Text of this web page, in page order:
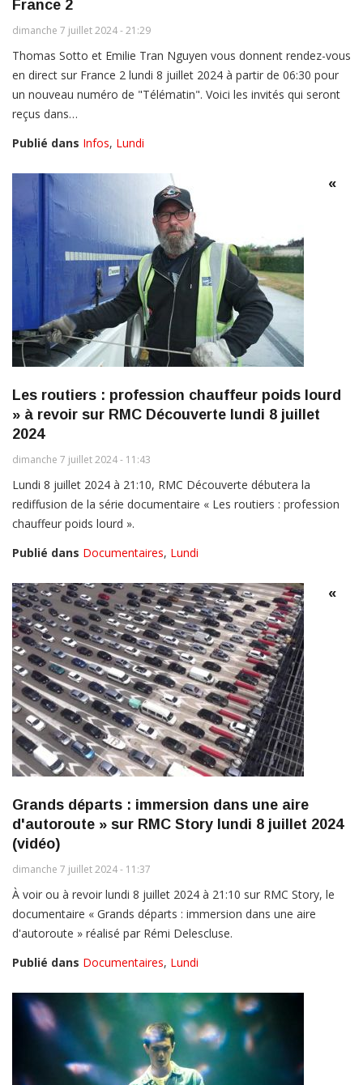
France 2
dimanche 7 juillet 2024 - 21:29
Thomas Sotto et Emilie Tran Nguyen vous donnent rendez-vous
en direct sur France 2 lundi 8 juillet 2024 à partir de 06:30 pour
un nouveau numéro de "Télématin". Voici les invités qui seront
reçus dans…
Publié dans Infos, Lundi
«
Les routiers : profession chauffeur poids lourd
» à revoir sur RMC Découverte lundi 8 juillet
2024
dimanche 7 juillet 2024 - 11:43
Lundi 8 juillet 2024 à 21:10, RMC Découverte débutera la
rediffusion de la série documentaire « Les routiers : profession
chauffeur poids lourd ».
Publié dans Documentaires, Lundi
«
Grands départs : immersion dans une aire
d'autoroute » sur RMC Story lundi 8 juillet 2024
(vidéo)
dimanche 7 juillet 2024 - 11:37
À voir ou à revoir lundi 8 juillet 2024 à 21:10 sur RMC Story, le
documentaire « Grands départs : immersion dans une aire
d'autoroute » réalisé par Rémi Delescluse.
Publié dans Documentaires, Lundi